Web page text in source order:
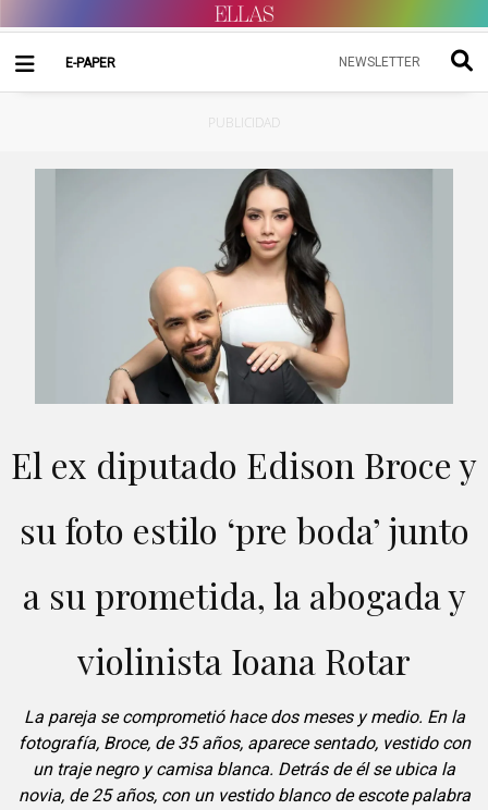
E-PAPER NEWSLETTER
PUBLICIDAD
El ex diputado Edison Broce y
su foto estilo ‘pre boda’ junto
a su prometida, la abogada y
violinista Ioana Rotar
La pareja se comprometió hace dos meses y medio. En la
fotografía, Broce, de 35 años, aparece sentado, vestido con
un traje negro y camisa blanca. Detrás de él se ubica la
novia, de 25 años, con un vestido blanco de escote palabra